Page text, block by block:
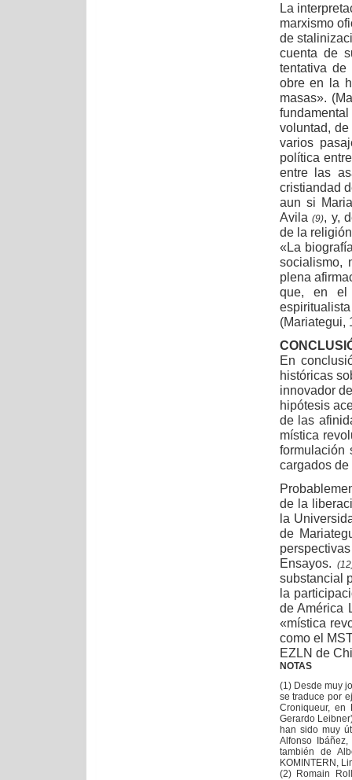
La
marxismo
de
cuenta de
tentativa de
obre en la
masas».
voluntad,
varios
política
entre las
cristiandad
aun si
Avila (9), y,
de la
«La
socialismo,
plena
que, en el
(Mariategui,
En
históricas
innovador
hipótesis
de las
mística
formulación
cargados
de la
la
de
Ensayos.
substancial
la
de América
«mística
como el
EZLN de
NOTAS
(1) Desde muy
se traduce por
Croniqueur,
Gerardo
han sido muy
Alfonso
también de
KOMINTERN,
(2) Romain